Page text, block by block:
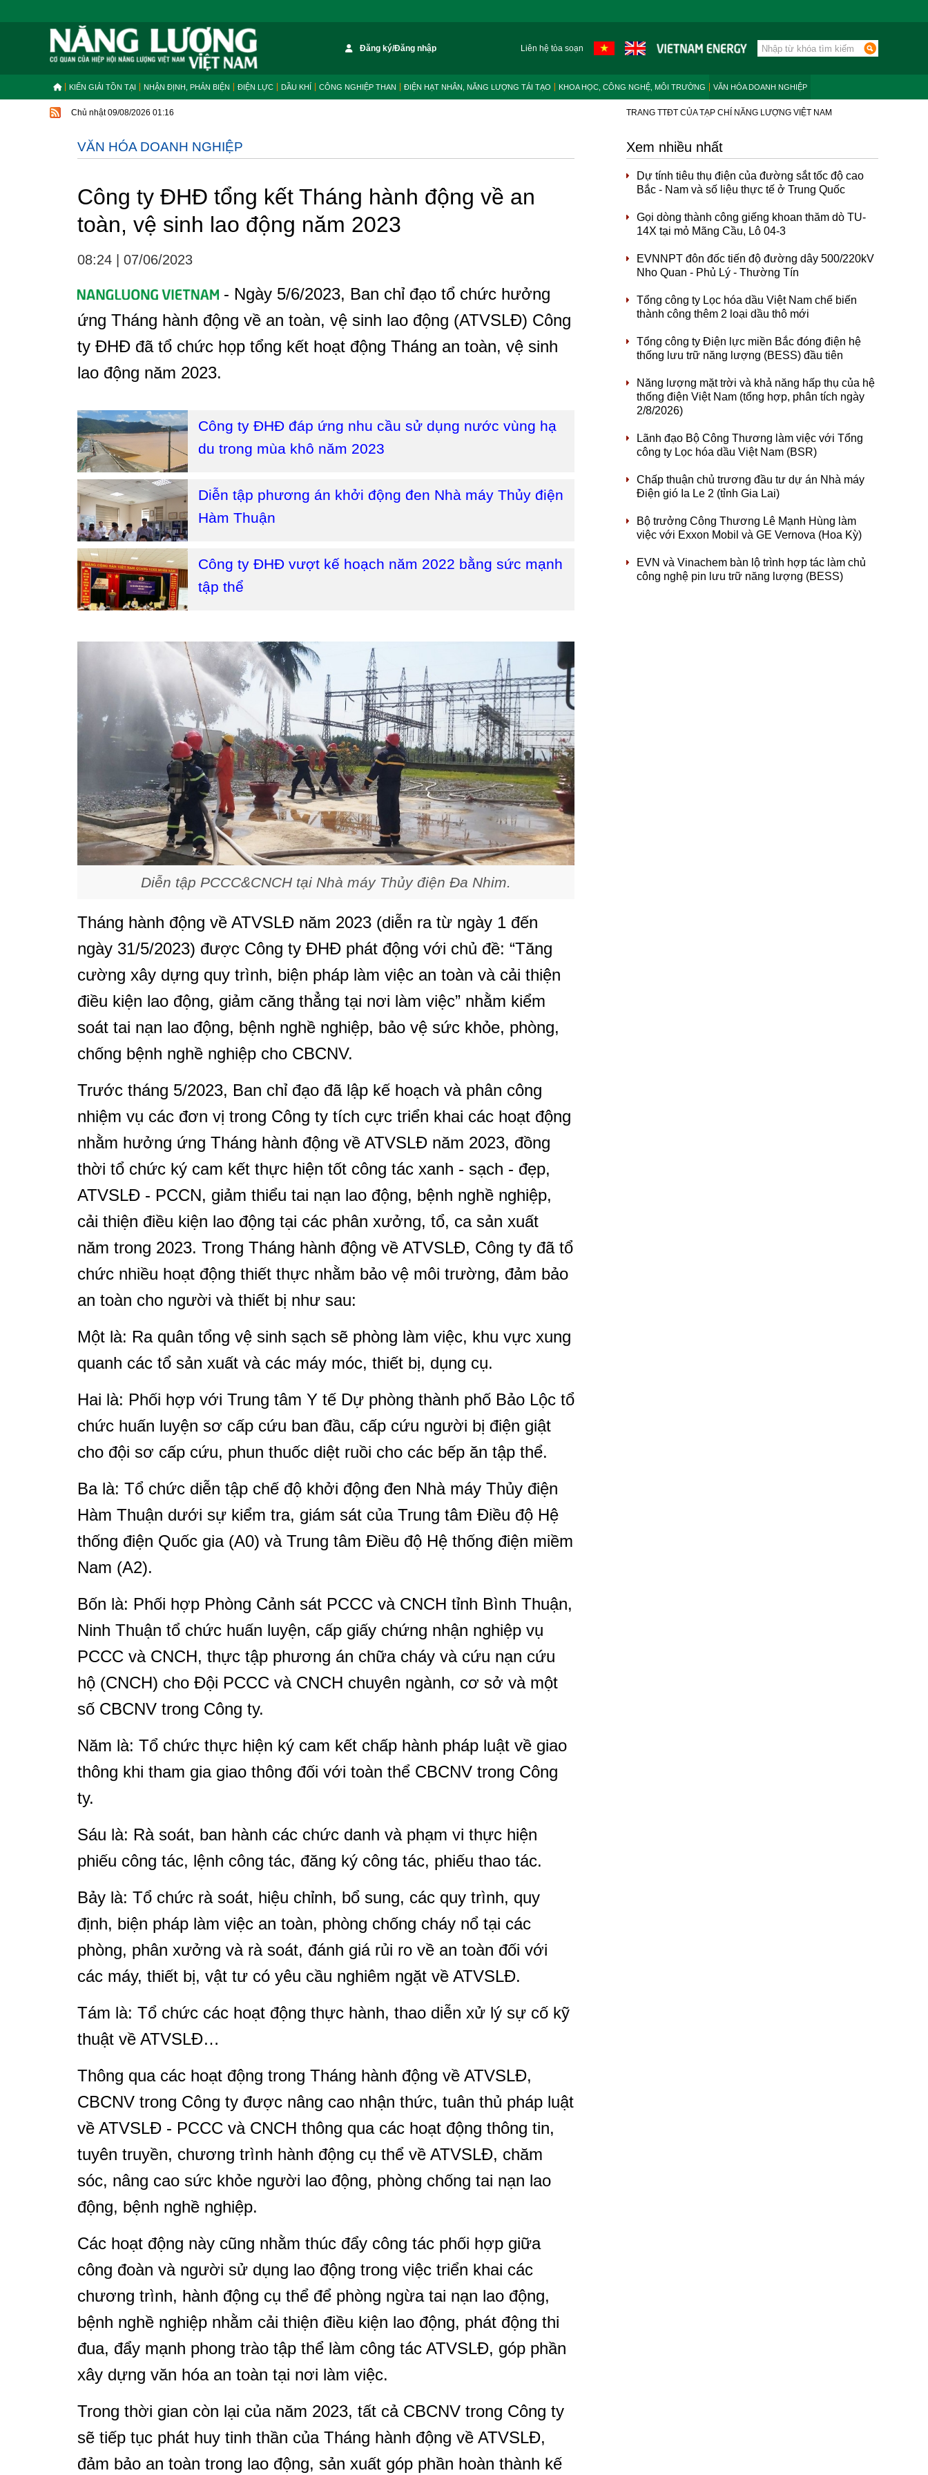
Đăng ký/Đăng nhập Liên hệ tòa soạn
KIẾN GIẢI TỒN TẠI NHẬN ĐỊNH, PHẢN BIỆN ĐIỆN LỰC DẦU KHÍ CÔNG NGHIỆP THAN ĐIỆN HẠT NHÂN, NĂNG LƯỢNG TÁI TẠO KHOA HỌC, CÔNG NGHỆ, MÔI TRƯỜNG VĂN HÓA DOANH NGHIỆP
Chủ nhật 09/08/2026 01:16 TRANG TTĐT CỦA TẠP CHÍ NĂNG LƯỢNG VIỆT NAM
VĂN HÓA DOANH NGHIỆP
Công ty ĐHĐ tổng kết Tháng hành động về an
toàn, vệ sinh lao động năm 2023
08:24 07/06/2023
- Ngày 5/6/2023, Ban chỉ đạo tổ chức hưởng
ứng Tháng hành động về an toàn, vệ sinh lao động (ATVSLĐ) Công
ty ĐHĐ đã tổ chức họp tổng kết hoạt động Tháng an toàn, vệ sinh
lao động năm 2023.
Công ty ĐHĐ đáp ứng nhu cầu sử dụng nước vùng hạ
du trong mùa khô năm 2023
Diễn tập phương án khởi động đen Nhà máy Thủy điện
Hàm Thuận
Công ty ĐHĐ vượt kế hoạch năm 2022 bằng sức mạnh
tập thể
Diễn tập PCCC&CNCH tại Nhà máy Thủy điện Đa Nhim.
Tháng hành động về ATVSLĐ năm 2023 (diễn ra từ ngày 1 đến
ngày 31/5/2023) được Công ty ĐHĐ phát động với chủ đề: “Tăng
cường xây dựng quy trình, biện pháp làm việc an toàn và cải thiện
điều kiện lao động, giảm căng thẳng tại nơi làm việc” nhằm kiểm
soát tai nạn lao động, bệnh nghề nghiệp, bảo vệ sức khỏe, phòng,
chống bệnh nghề nghiệp cho CBCNV.
Trước tháng 5/2023, Ban chỉ đạo đã lập kế hoạch và phân công
nhiệm vụ các đơn vị trong Công ty tích cực triển khai các hoạt động
nhằm hưởng ứng Tháng hành động về ATVSLĐ năm 2023, đồng
thời tổ chức ký cam kết thực hiện tốt công tác xanh - sạch - đẹp,
ATVSLĐ - PCCN, giảm thiểu tai nạn lao động, bệnh nghề nghiệp,
cải thiện điều kiện lao động tại các phân xưởng, tổ, ca sản xuất
năm trong 2023. Trong Tháng hành động về ATVSLĐ, Công ty đã tổ
chức nhiều hoạt động thiết thực nhằm bảo vệ môi trường, đảm bảo
an toàn cho người và thiết bị như sau:
Một là: Ra quân tổng vệ sinh sạch sẽ phòng làm việc, khu vực xung
quanh các tổ sản xuất và các máy móc, thiết bị, dụng cụ.
Hai là: Phối hợp với Trung tâm Y tế Dự phòng thành phố Bảo Lộc tổ
chức huấn luyện sơ cấp cứu ban đầu, cấp cứu người bị điện giật
cho đội sơ cấp cứu, phun thuốc diệt ruồi cho các bếp ăn tập thể.
Ba là: Tổ chức diễn tập chế độ khởi động đen Nhà máy Thủy điện
Hàm Thuận dưới sự kiểm tra, giám sát của Trung tâm Điều độ Hệ
thống điện Quốc gia (A0) và Trung tâm Điều độ Hệ thống điện miềm
Nam (A2).
Bốn là: Phối hợp Phòng Cảnh sát PCCC và CNCH tỉnh Bình Thuận,
Ninh Thuận tổ chức huấn luyện, cấp giấy chứng nhận nghiệp vụ
PCCC và CNCH, thực tập phương án chữa cháy và cứu nạn cứu
hộ (CNCH) cho Đội PCCC và CNCH chuyên ngành, cơ sở và một
số CBCNV trong Công ty.
Năm là: Tổ chức thực hiện ký cam kết chấp hành pháp luật về giao
thông khi tham gia giao thông đối với toàn thể CBCNV trong Công
ty.
Sáu là: Rà soát, ban hành các chức danh và phạm vi thực hiện
phiếu công tác, lệnh công tác, đăng ký công tác, phiếu thao tác.
Bảy là: Tổ chức rà soát, hiệu chỉnh, bổ sung, các quy trình, quy
định, biện pháp làm việc an toàn, phòng chống cháy nổ tại các
phòng, phân xưởng và rà soát, đánh giá rủi ro về an toàn đối với
các máy, thiết bị, vật tư có yêu cầu nghiêm ngặt về ATVSLĐ.
Tám là: Tổ chức các hoạt động thực hành, thao diễn xử lý sự cố kỹ
thuật về ATVSLĐ…
Thông qua các hoạt động trong Tháng hành động về ATVSLĐ,
CBCNV trong Công ty được nâng cao nhận thức, tuân thủ pháp luật
về ATVSLĐ - PCCC và CNCH thông qua các hoạt động thông tin,
tuyên truyền, chương trình hành động cụ thể về ATVSLĐ, chăm
sóc, nâng cao sức khỏe người lao động, phòng chống tai nạn lao
động, bệnh nghề nghiệp.
Các hoạt động này cũng nhằm thúc đẩy công tác phối hợp giữa
công đoàn và người sử dụng lao động trong việc triển khai các
chương trình, hành động cụ thể để phòng ngừa tai nạn lao động,
bệnh nghề nghiệp nhằm cải thiện điều kiện lao động, phát động thi
đua, đẩy mạnh phong trào tập thể làm công tác ATVSLĐ, góp phần
xây dựng văn hóa an toàn tại nơi làm việc.
Trong thời gian còn lại của năm 2023, tất cả CBCNV trong Công ty
sẽ tiếp tục phát huy tinh thần của Tháng hành động về ATVSLĐ,
đảm bảo an toàn trong lao động, sản xuất góp phần hoàn thành kế
Xem nhiều nhất
Dự tính tiêu thụ điện của đường sắt tốc độ cao
Bắc - Nam và số liệu thực tế ở Trung Quốc
Gọi dòng thành công giếng khoan thăm dò TU-
14X tại mỏ Mãng Cầu, Lô 04-3
EVNNPT đôn đốc tiến độ đường dây 500/220kV
Nho Quan - Phủ Lý - Thường Tín
Tổng công ty Lọc hóa dầu Việt Nam chế biến
thành công thêm 2 loại dầu thô mới
Tổng công ty Điện lực miền Bắc đóng điện hệ
thống lưu trữ năng lượng (BESS) đầu tiên
Năng lượng mặt trời và khả năng hấp thụ của hệ
thống điện Việt Nam (tổng hợp, phân tích ngày
2/8/2026)
Lãnh đạo Bộ Công Thương làm việc với Tổng
công ty Lọc hóa dầu Việt Nam (BSR)
Chấp thuận chủ trương đầu tư dự án Nhà máy
Điện gió Ia Le 2 (tỉnh Gia Lai)
Bộ trưởng Công Thương Lê Mạnh Hùng làm
việc với Exxon Mobil và GE Vernova (Hoa Kỳ)
EVN và Vinachem bàn lộ trình hợp tác làm chủ
công nghệ pin lưu trữ năng lượng (BESS)